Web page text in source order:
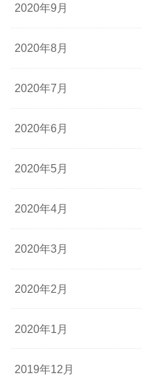
2020年9月
2020年8月
2020年7月
2020年6月
2020年5月
2020年4月
2020年3月
2020年2月
2020年1月
2019年12月